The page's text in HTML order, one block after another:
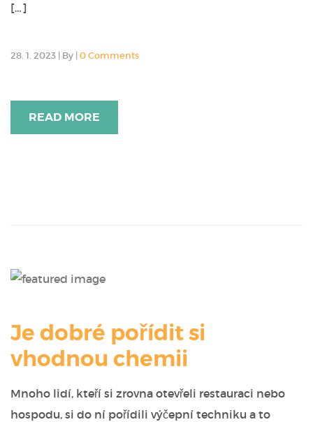
[…]
28. 1. 2023 | By | 0 Comments
READ MORE
Je dobré pořídit si
vhodnou chemii
Mnoho lidí, kteří si zrovna otevřeli restauraci nebo
hospodu, si do ní pořídili výčepní techniku a to